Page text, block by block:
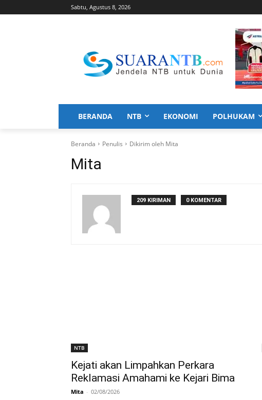
Sabtu, Agustus 8, 2026
BERANDA NTB EKONOMI POLHUKAM
Beranda Penulis Dikirim oleh Mita
Mita
209 KIRIMAN 0 KOMENTAR
NTB
Kejati akan Limpahkan Perkara
Reklamasi Amahami ke Kejari Bima
Mita - 02/08/2026